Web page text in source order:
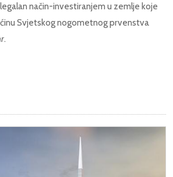
način-investiranjem u zemlje koje
Svjetskog nogometnog prvenstva
.